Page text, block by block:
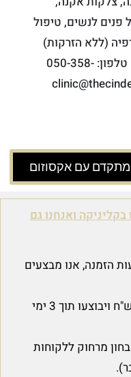
פנים לנשים, טיפול
(ללא הזרקות)
ועוד מגוון רחב של טיפולי פנים. טלפון: 050-358-
מתקדם עם אקסוזום
ואנחנו גם
הזמנה, אנו מבצעים
המשלוחים בחינם בקנייה מעל 600 ש"ח ויבוצעו תוך 3 ימי
מרחוק ללקוחות